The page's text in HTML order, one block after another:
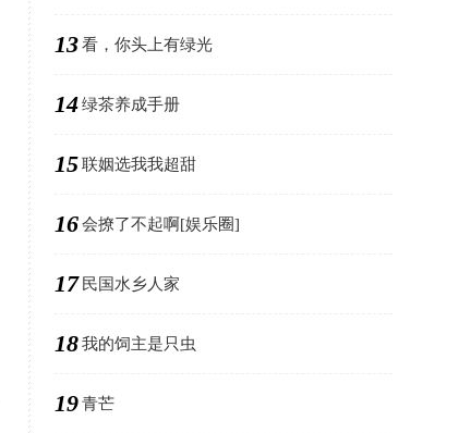
13看，你头上有绿光
14绿茶养成手册
15联姻选我我超甜
16会撩了不起啊[娱乐圈]
17 民国水乡人家
18我的饲主是只虫
19青芒